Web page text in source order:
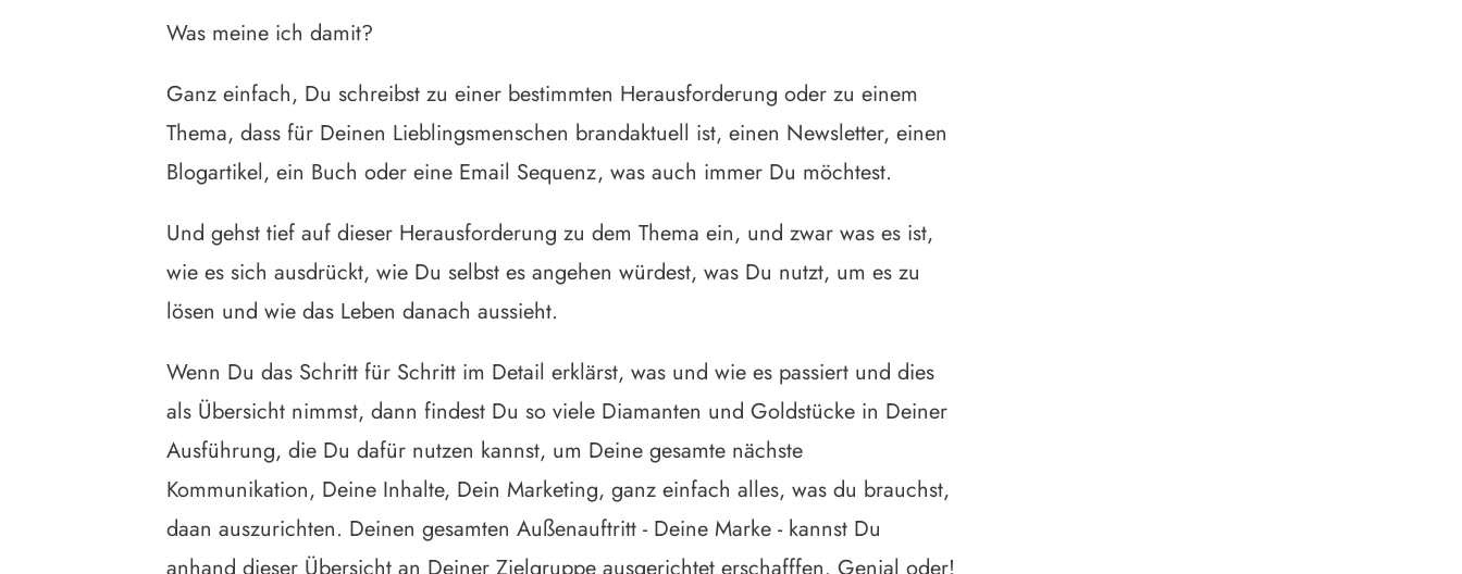
Was meine ich damit?
Ganz einfach, Du schreibst zu einer bestimmten Herausforderung oder zu einem
Thema, dass für Deinen Lieblingsmenschen brandaktuell ist, einen Newsletter, einen
Blogartikel, ein Buch oder eine Email Sequenz, was auch immer Du möchtest.
Und gehst tief auf dieser Herausforderung zu dem Thema ein, und zwar was es ist,
wie es sich ausdrückt, wie Du selbst es angehen würdest, was Du nutzt, um es zu
lösen und wie das Leben danach aussieht.
Wenn Du das Schritt für Schritt im Detail erklärst, was und wie es passiert und dies
als Übersicht nimmst, dann findest Du so viele Diamanten und Goldstücke in Deiner
Ausführung, die Du dafür nutzen kannst, um Deine gesamte nächste
Kommunikation, Deine Inhalte, Dein Marketing, ganz einfach alles, was du brauchst,
daan auszurichten. Deinen gesamten Außenauftritt - Deine Marke - kannst Du